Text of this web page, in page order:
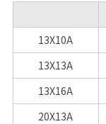
13X10A
13X13A
13X16A
20X13A